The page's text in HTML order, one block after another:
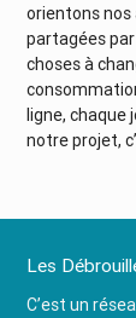
orientons
partagées
choses à
ligne, chaque
notre projet,
Les
C’est un